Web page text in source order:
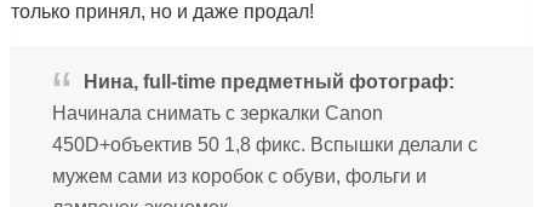
только принял, но и даже продал!
Нина, full-time предметный фотограф:
Начинала снимать с зеркалки Canon
450D+объектив 50 1,8 фикс. Вспышки делали c
мужем сами из коробок с обуви, фольги и